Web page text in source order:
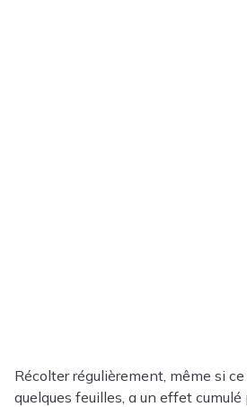
Récolter régulièrement, même si ce
quelques feuilles, a un effet cumulé